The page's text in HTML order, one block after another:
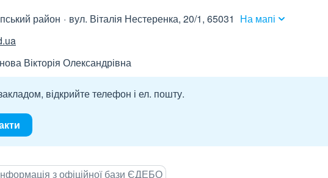
район вул. Віталія Нестеренка, 20/1, 65031 На мапі
Вікторія Олександрівна
відкрийте телефон і ел. пошту.
з офіційної бази ЄДЕБО